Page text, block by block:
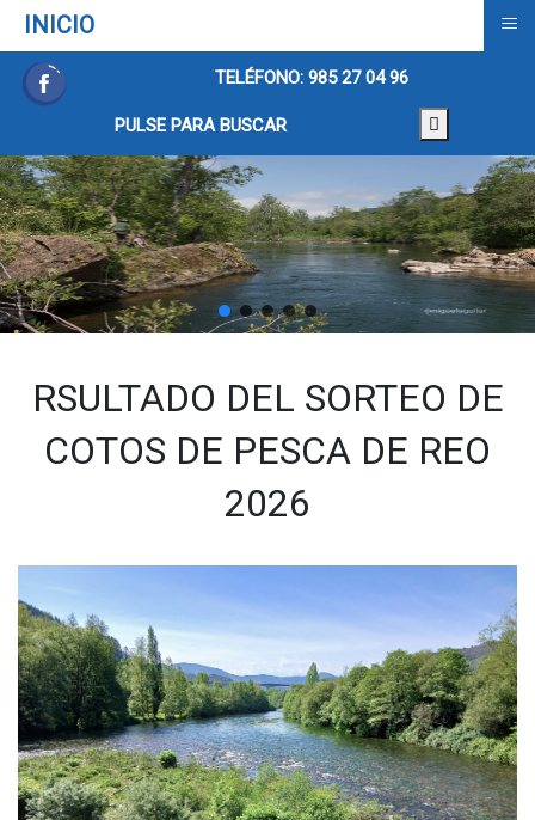
TELÉFONO: 985 27 04 96
PULSE PARA BUSCAR
RSULTADO DEL SORTEO DE
COTOS DE PESCA DE REO
2026
INICIO ≡